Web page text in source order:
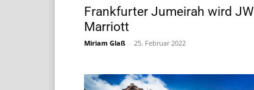
Frankfurter Jumeirah wird JW
Marriott
Miriam Glaß - 25. Februar 2022